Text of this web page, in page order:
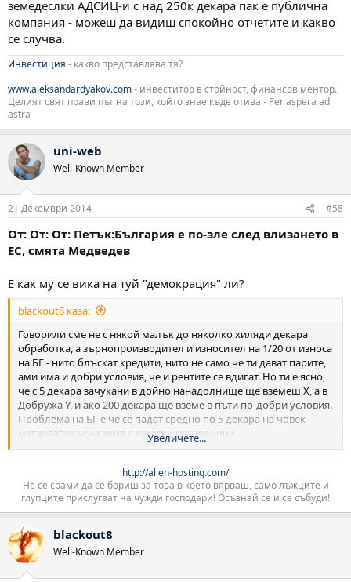
земедеслки АДСИЦ-и с над 250к декара пак е публична
компания - можеш да видиш спокойно отчетите и какво
се случва.
Инвестиция - какво представлява тя?
www.aleksandardyakov.com- инвеститор в стойност, финансов ментор.
Целият свят прави път на този, който знае къде отива - Per aspera ad
astra
uni-web
Well-Known Member
21 Декември 2014 #58
От: От: От: Петък:България е по-зле след влизането в
ЕС, смята Медведев
Е как му се вика на туй "демокрация" ли?
blackout8 каза:
Говорили сме не с някой малък до няколко хиляди декара
обработка, а зърнопроизводител и износител на 1/20 от износа
на БГ - нито блъскат кредити, нито не само че ти дават парите,
ами има и добри условия, че и рентите се вдигат. Но ти е ясно,
че с 5 декара зачукани в дойно нанадолнище ще вземеш Х, а в
Добружа Y, и ако 200 декара ще вземе в пъти по-добри условия.
Проблема на БГ е че се падат средно по 5 декара на човек -
мегаразпокъсна земя с десетки наследници ...
Имаш 2 публични компании на големи зърнопроизводители,
както и един от най-големите земедеслки АДСИЦ-и с над 250к
декара пак е публична компания - можеш да видиш спокойно
отчетите и какво се случва.
Увеличете...
http://alien-hosting.com/
Не се срами да се бориш за това в което вярваш, само лъжците и
глупците прислугват на чужди господари! Осъзнай се и се събуди!​
blackout8
Well-Known Member